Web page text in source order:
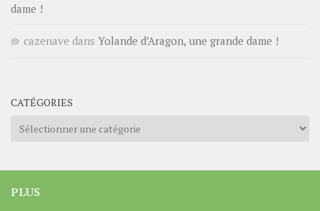
dame !
cazenave dans Yolande d’Aragon, une grande dame !
CATÉGORIES
Catégories
PLUS